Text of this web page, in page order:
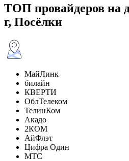
ТОП провайдеров на
г, Посёлки
МайЛинк
билайн
КВЕРТИ
ОблТелеком
ТелинКом
Акадо
2КОМ
АйФлэт
Цифра Один
МТС